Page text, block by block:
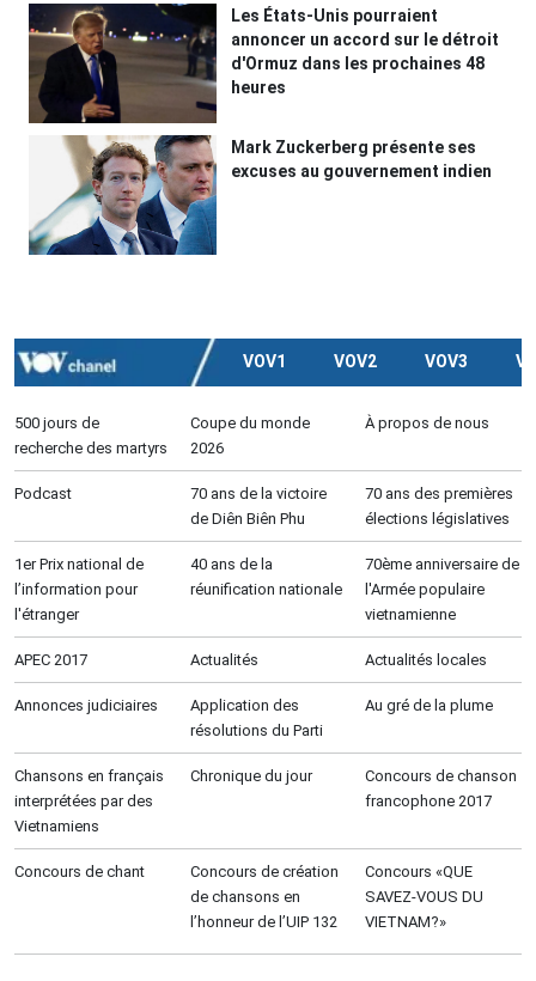
Les États-Unis pourraient
annoncer un accord sur le détroit
d'Ormuz dans les prochaines 48
heures
Mark Zuckerberg présente ses
excuses au gouvernement indien
VOV1 VOV2 VOV3
500 jours de
recherche des martyrs
Coupe du monde
2026
À propos de nous
Podcast
70 ans de la victoire
de Diên Biên Phu
70 ans des premières
élections législatives
1er Prix national de
l’information pour
l'étranger
40 ans de la
réunification nationale
70ème anniversaire de
l'Armée populaire
vietnamienne
APEC 2017 Actualités Actualités locales
Annonces judiciaires
Application des
résolutions du Parti
Au gré de la plume
Chansons en français
interprétées par des
Vietnamiens
Chronique du jour
Concours de chanson
francophone 2017
Concours de chant
Concours de création
de chansons en
l’honneur de l’UIP 132
Concours «QUE
SAVEZ-VOUS DU
VIETNAM?»